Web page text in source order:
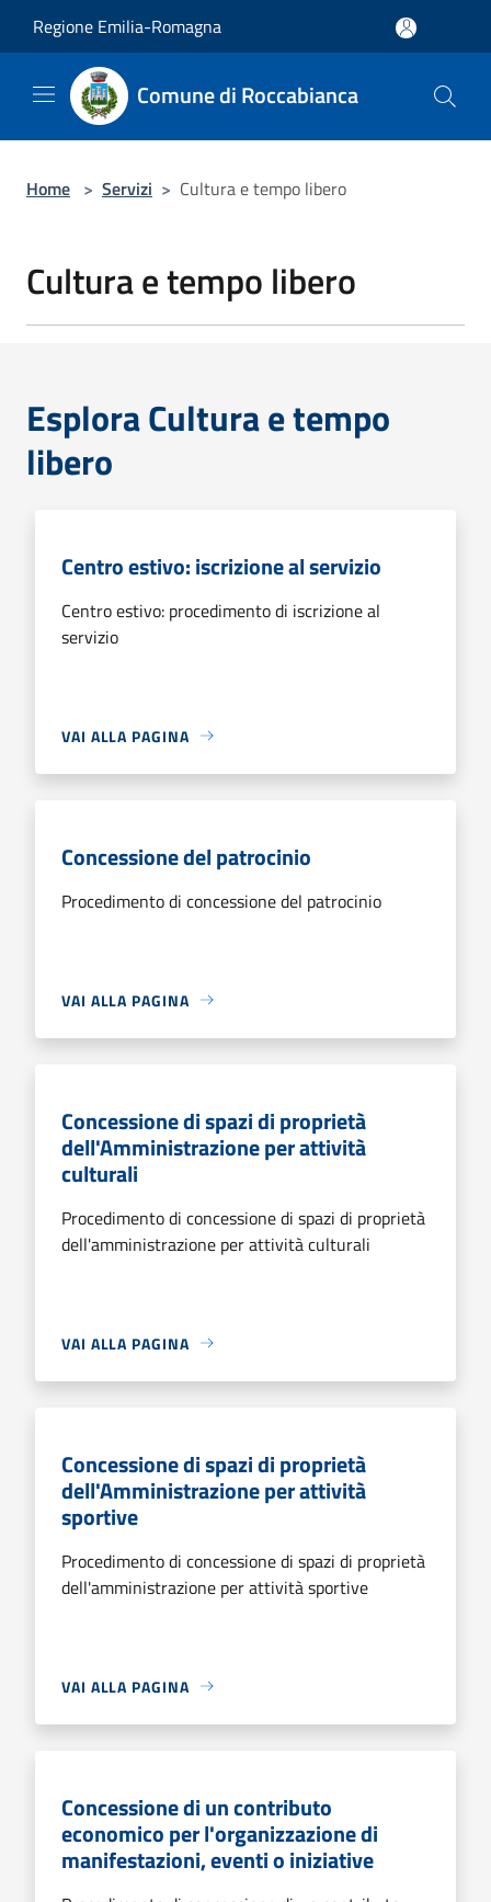
Regione Emilia-Romagna
Comune di Roccabianca
Home > Servizi > Cultura e tempo libero
Cultura e tempo libero
Esplora Cultura e tempo
libero
Centro estivo: iscrizione al servizio
Centro estivo: procedimento di iscrizione al
servizio
VAI ALLA PAGINA
Concessione del patrocinio
Procedimento di concessione del patrocinio
VAI ALLA PAGINA
Concessione di spazi di proprietà
dell'Amministrazione per attività
culturali
Procedimento di concessione di spazi di proprietà
dell'amministrazione per attività culturali
VAI ALLA PAGINA
Concessione di spazi di proprietà
dell'Amministrazione per attività
sportive
Procedimento di concessione di spazi di proprietà
dell'amministrazione per attività sportive
VAI ALLA PAGINA
Concessione di un contributo
economico per l'organizzazione di
manifestazioni, eventi o iniziative